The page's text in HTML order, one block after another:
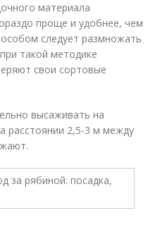
материала
проще и удобнее, чем
следует размножать
такой методике
свои сортовые
высаживать на
расстоянии 2,5-3 м между